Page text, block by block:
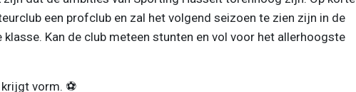
een profclub en zal het volgend seizoen te zien zijn in de
klasse. Kan de club meteen stunten en vol voor het allerhoogste
vorm. ⚽️